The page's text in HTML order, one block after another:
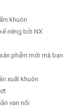
khuôn
riêng bởi NX
phẩm mới mà bạn
xuất khuôn
van nối